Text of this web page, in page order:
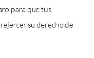
para que tus
su derecho de